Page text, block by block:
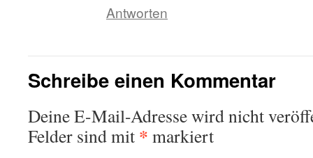
Antworten
Schreibe einen Kommentar
Deine E-Mail-Adresse wird nicht
Felder sind mit * markiert